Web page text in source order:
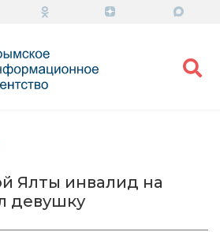
Ялты инвалид на
девушку